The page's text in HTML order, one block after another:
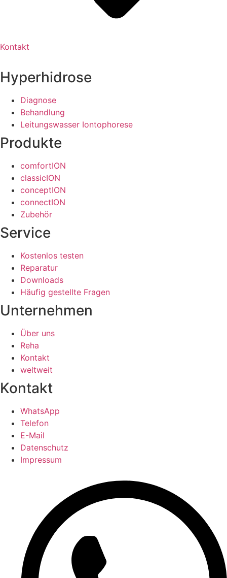
Kontakt
Hyperhidrose
Diagnose
Behandlung
Leitungswasser Iontophorese
Produkte
comfortION
classicION
conceptION
connectION
Zubehör
Service
Kostenlos testen
Reparatur
Downloads
Häufig gestellte Fragen
Unternehmen
Über uns
Reha
Kontakt
weltweit
Kontakt
WhatsApp
Telefon
E-Mail
Datenschutz
Impressum